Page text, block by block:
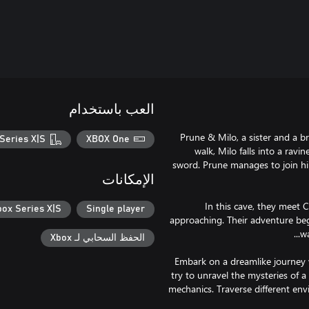
Prune & Milo, a sister and a
walk, Milo falls into a
sword. Prune manages to join
In this cave, they meet
approaching. Their adventure
Embark on a dreamlike
try to unravel the mysteries of a
mechanics. Traverse different
العب باستخدام
XBOX One
X|S
الإمكانات
Single player
Series X|S
الحفظ السحابي لـ Xbox